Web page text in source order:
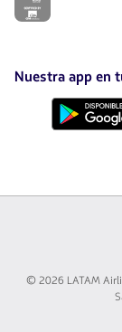
nueva
pestaña.
Nuestra app en
Descárgala
© 2026 LATAM